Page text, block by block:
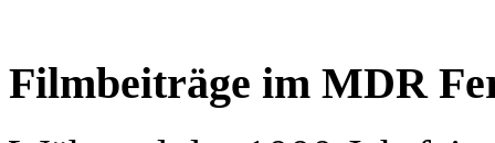
Filmbeiträge im MDR